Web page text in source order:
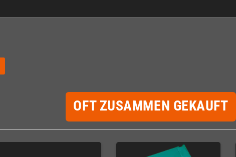
OFT ZUSAMMEN GEKAUFT